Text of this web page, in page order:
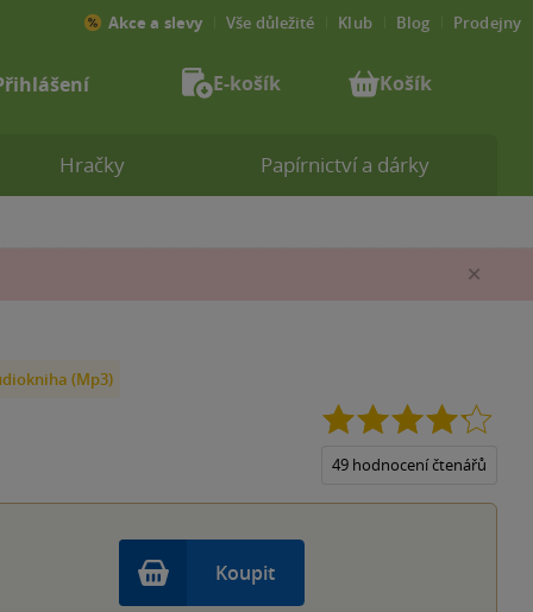
(Mp3)
49 hodnocení čtenářů
Koupit
Hračky Papírnictví a dárky
Akce a slevy Vše důležité Klub Blog Prodejny
E-košík Košík